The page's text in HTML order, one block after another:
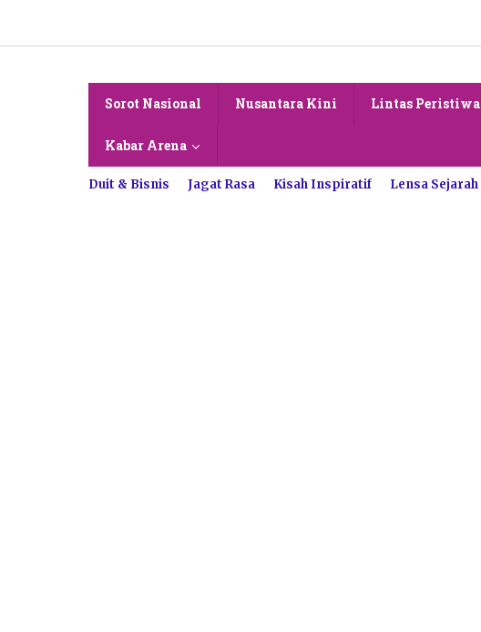
konten
Sorot Nasional Nusantara Kini Lintas Peristiwa
Kabar Arena
Duit & Bisnis Jagat Rasa Kisah Inspiratif Lensa Sejarah